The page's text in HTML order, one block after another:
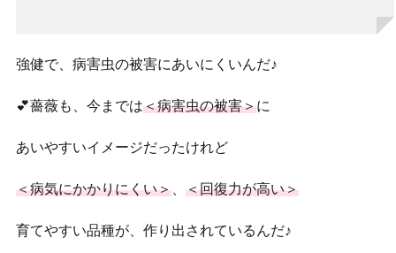
強健で、病害虫の被害にあいにくいんだ♪
💕薔薇も、今までは＜病害虫の被害＞に
あいやすいイメージだったけれど
＜病気にかかりにくい＞ ＜回復力が高い＞
育てやすい品種が、作り出されているんだ♪